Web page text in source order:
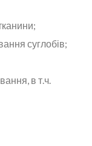
суглобів;
в т.ч.